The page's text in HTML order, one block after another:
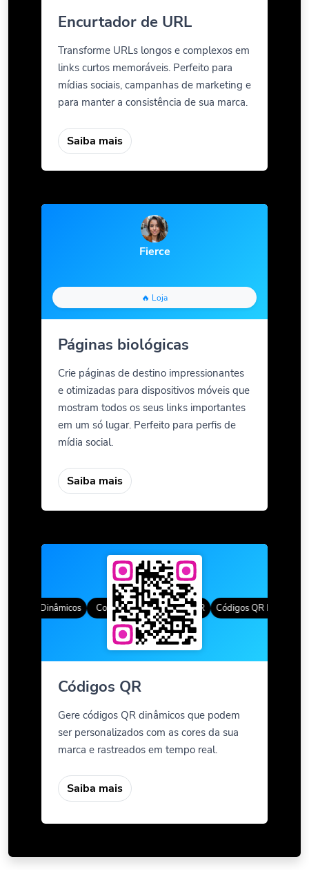
Encurtador de URL
Transforme URLs longos e complexos em
links curtos memoráveis. Perfeito para
mídias sociais, campanhas de marketing e
para manter a consistência de sua marca.
Saiba mais
Fierce
🔥 Loja
Páginas biológicas
Crie páginas de destino impressionantes
e otimizadas para dispositivos móveis que
mostram todos os seus links importantes
em um só lugar. Perfeito para perfis de
mídia social.
Saiba mais
QR Dinâmicos Molduras personalizadas
Cor gradiente Estilos QR Códigos QR Dinâmicos
Códigos QR
Gere códigos QR dinâmicos que podem
ser personalizados com as cores da sua
marca e rastreados em tempo real.
Saiba mais